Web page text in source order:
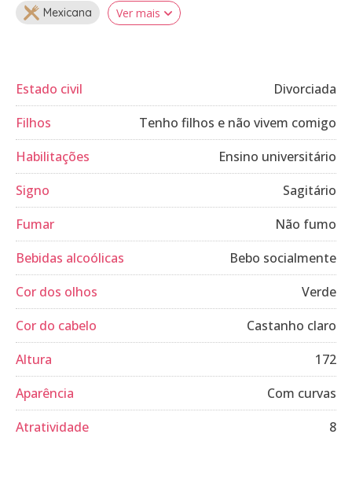
Mexicana Ver mais
Estado civil
Divorciada
Filhos
Tenho filhos e não vivem comigo
Habilitações
Ensino universitário
Signo
Sagitário
Fumar
Não fumo
Bebidas alcoólicas
Bebo socialmente
Cor dos olhos
Verde
Cor do cabelo
Castanho claro
Altura
172
Aparência
Com curvas
Atratividade
8